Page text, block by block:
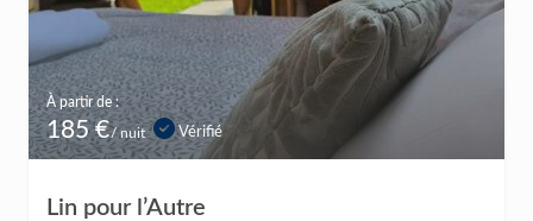
À partir de :
185 €/ nuit Vérifié
Lin pour l’Autre